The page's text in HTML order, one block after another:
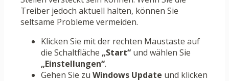
Treiber jedoch aktuell halten, können Sie
seltsame Probleme vermeiden.
Klicken Sie mit der rechten Maustaste auf
die Schaltfläche „Start“ und wählen Sie
„Einstellungen“.
Gehen Sie zu Windows Update und klicken